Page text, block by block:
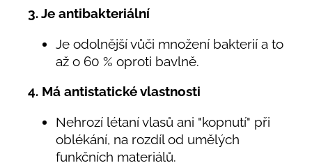
3. Je antibakteriální
Je odolnější vůči množení bakterií a to
až o 60 % oproti bavlně.
4. Má antistatické vlastnosti
Nehrozí létaní vlasů ani "kopnutí" při
oblékání, na rozdíl od umělých
funkčních materiálů.